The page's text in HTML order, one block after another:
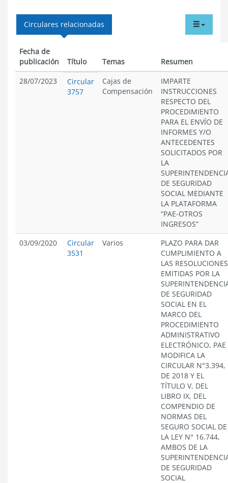
menu
Circulares relacionadas
Fecha de
publicación
Título Temas
Resumen
28/07/2023
Circular
3757
Cajas de
Compensación
IMPARTE
INSTRUCCIONES
RESPECTO DEL
PROCEDIMIENTO
PARA EL ENVÍO DE
INFORMES Y/O
ANTECEDENTES
SOLICITADOS POR
LA
DE SEGURIDAD
SOCIAL MEDIANTE
LA PLATAFORMA
“PAE-OTROS
INGRESOS”
03/09/2020
Circular
3531
Varios
PLAZO PARA DAR
CUMPLIMIENTO A
LAS RESOLUCIONES
EMITIDAS POR LA
DE SEGURIDAD
SOCIAL EN EL
MARCO DEL
PROCEDIMIENTO
ADMINISTRATIVO
ELECTRÓNICO, PAE
MODIFICA LA
CIRCULAR N°3.394,
DE 2018 Y EL
TÍTULO V, DEL
LIBRO IX, DEL
COMPENDIO DE
NORMAS DEL
SEGURO SOCIAL DE
LA LEY N° 16.744,
AMBOS DE LA
DE SEGURIDAD
SOCIAL